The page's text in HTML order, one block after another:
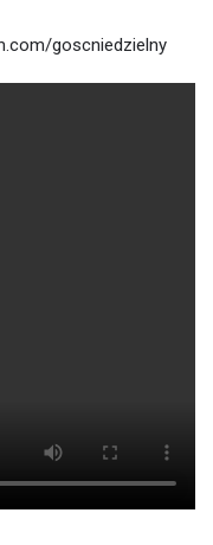
goscniedzielny